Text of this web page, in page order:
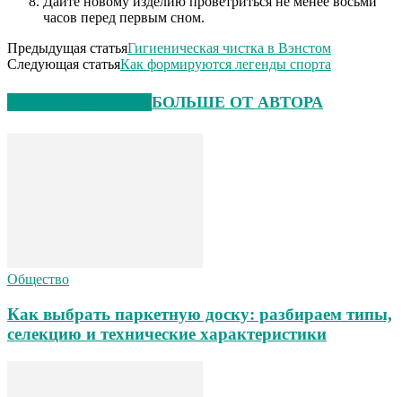
часов перед первым сном.
Предыдущая статьяГигиеническая чистка в Вэнстом
Следующая статьяКак формируются легенды спорта
БОЛЬШЕ ОТ АВТОРА
Общество
Как выбрать паркетную доску: разбираем типы,
селекцию и технические характеристики